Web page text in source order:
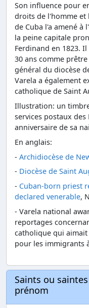
Son influence pour
droits de l'homme et
de Cuba l'a amené à
la peine capitale
Ferdinand en 1823.
30 ans comme
général du diocèse
Varela a également
catholique de Saint
Illustration: un
services postaux des
anniversaire de sa
En anglais:
- Archidiocèse de
- Diocèse de Saint
- Cuban-born priest
declared venerable,
- Varela national
reportages
catholique qui
pour les immigrants
Saints ou
prénom